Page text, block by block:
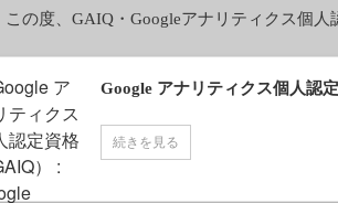
この度、GAIQ・Googleアナリティクス個人
Google アナリティクス個人認
続きを見る